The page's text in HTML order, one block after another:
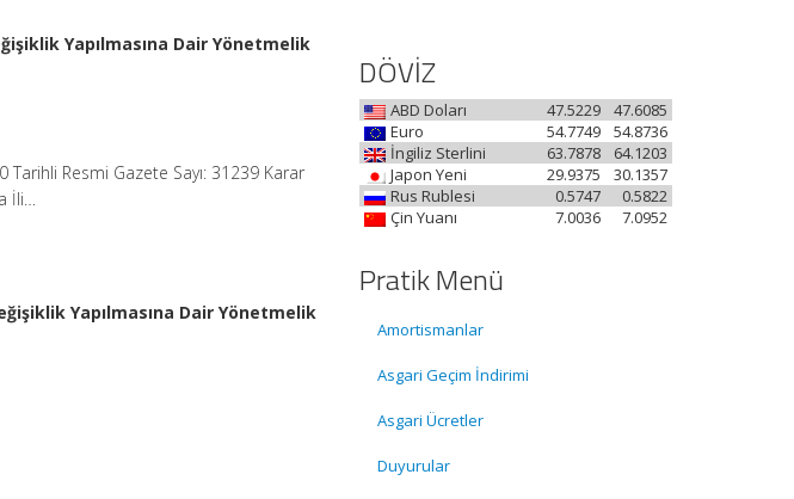
Yapılmasına Dair Yönetmelik
Tarihli Resmi Gazete Sayı: 31239 Karar
İli…
Yapılmasına Dair Yönetmelik
DÖVİZ
ABD Doları 47.6085
47.5229
Euro
54.8736
54.7749
İngiliz Sterlini
64.1203
63.7878
Japon Yeni
30.1357
29.9375
Rus Rublesi
0.5822
0.5747
Çin Yuanı
7.0952
7.0036
Pratik Menü
Amortismanlar
Asgari Geçim İndirimi
Asgari Ücretler
Duyurular